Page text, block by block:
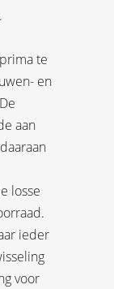
te
en
aan
losse
ieder
voor